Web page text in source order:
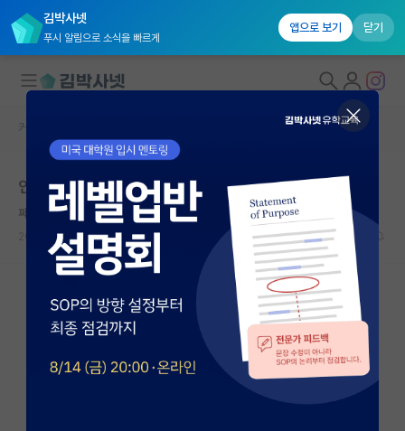
김박사넷
푸시 알림으로 소식을 빠르게
앱으로 보기 닫기
대학원생 모집
국내대학원 정보
연구실&오픈랩
커뮤니티
커뮤니티 홈
전체글보기
베스트 게시판
커뮤니티 홈
인공지능 대학원 학점
쩨쩨한 그레고어 멘델
2022.03.30 13 9697